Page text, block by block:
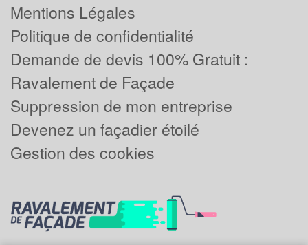
Mentions Légales
Politique de confidentialité
Demande de devis 100% Gratuit :
Ravalement de Façade
Suppression de mon entreprise
Devenez un façadier étoilé
Gestion des cookies